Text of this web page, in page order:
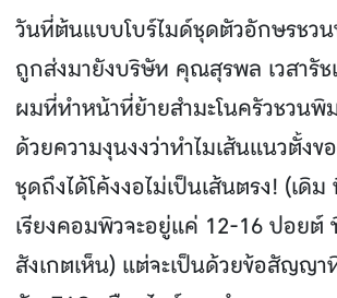
วันที่ต้นแบบโบร์ไมด์ชุดตัวอักษรชว
ถูกส่งมายังบริษัท คุณสุรพล เวสารัช
ผมที่ทําหน้าที่ย้ายสํามะโนครัวชวน
ด้วยความงุนงงว่าทําไมเส้นแนวตั้งข
ชุดถึงได้โค้งงอไม่เป็นเส้นตรง! (เดิม
เรียงคอมพิวจะอยู่แค่ 12-16 ปอยต์
สังเกตเห็น) แต่จะเป็นด้วยข้อสัญญ